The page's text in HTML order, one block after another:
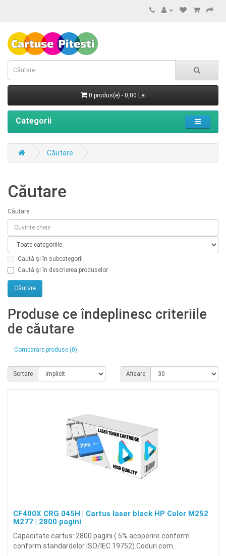
0 produs(e) - 0,00 Lei
Categorii
Căutare
Căutare
Căutare:
Caută și în subcategorii
Caută și în descrierea produselor
Produse ce îndeplinesc criteriile
de căutare
Comparare produse (0)
Sortare Afisare
CF400X CRG 045H | Cartus laser black HP Color M252
M277 | 2800 pagini
Capacitate cartus: 2800 pagini ( 5% acoperire conform
conform standardelor ISO/IEC 19752).Coduri com..